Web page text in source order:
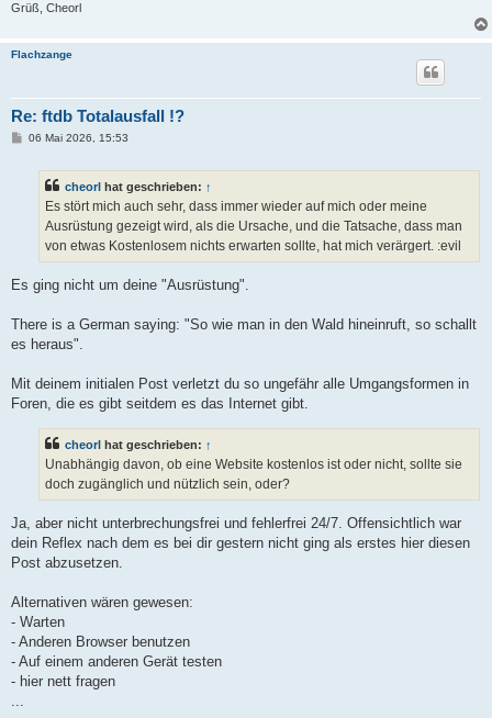
Grüß, Cheorl
Flachzange
Re: ftdb Totalausfall !?
B06 Mai 2026, 15:53
cheorl hat geschrieben: ↑
Es stört mich auch sehr, dass immer wieder auf mich oder meine
Ausrüstung gezeigt wird, als die Ursache, und die Tatsache, dass man
von etwas Kostenlosem nichts erwarten sollte, hat mich verärgert. :evil
Es ging nicht um deine "Ausrüstung".
There is a German saying: "So wie man in den Wald hineinruft, so schallt
es heraus".
Mit deinem initialen Post verletzt du so ungefähr alle Umgangsformen in
Foren, die es gibt seitdem es das Internet gibt.
cheorl hat geschrieben: ↑
Unabhängig davon, ob eine Website kostenlos ist oder nicht, sollte sie
doch zugänglich und nützlich sein, oder?
Ja, aber nicht unterbrechungsfrei und fehlerfrei 24/7. Offensichtlich war
dein Reflex nach dem es bei dir gestern nicht ging als erstes hier diesen
Post abzusetzen.
Alternativen wären gewesen:
- Warten
- Anderen Browser benutzen
- Auf einem anderen Gerät testen
- hier nett fragen
...